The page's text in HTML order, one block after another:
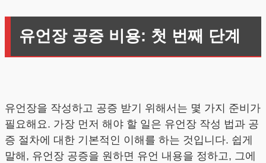
유언장 공증 비용: 첫 번째 단계
유언장을 작성하고 공증 받기 위해서는 몇 가지 준비가
필요해요. 가장 먼저 해야 할 일은 유언장 작성 법과 공
증 절차에 대한 기본적인 이해를 하는 것입니다. 쉽게
말해, 유언장 공증을 원하면 유언 내용을 정하고, 그에